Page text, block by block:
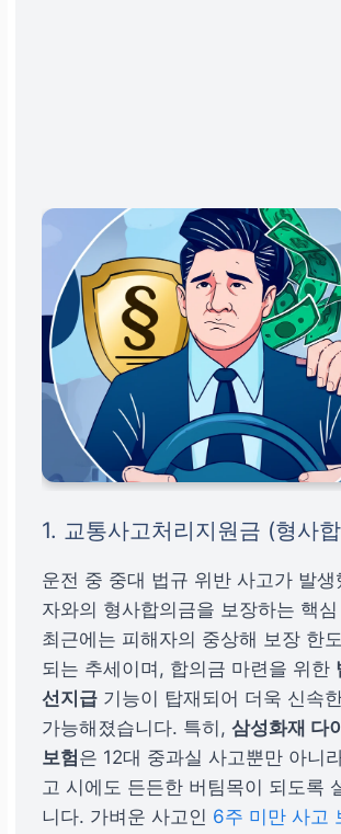
1. 교통사고처리지원금 (형사
운전 중 중대 법규 위반 사고가 발생
자와의 형사합의금을 보장하는 핵
최근에는 피해자의 중상해 보장 한
되는 추세이며, 합의금 마련을 위한
선지급 기능이 탑재되어 더욱 신속
가능해졌습니다. 특히,삼성화재 다
보험은 12대 중과실 사고뿐만 아니
고 시에도 든든한 버팀목이 되도록
니다. 가벼운 사고인 6주 미만 사고